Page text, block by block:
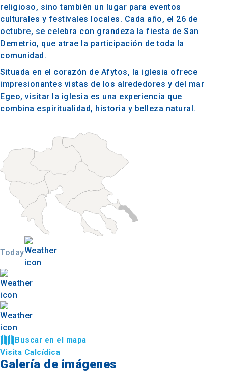
religioso, sino también un lugar para eventos
culturales y festivales locales. Cada año, el 26 de
octubre, se celebra con grandeza la fiesta de San
Demetrio, que atrae la participación de toda la
comunidad.
Situada en el corazón de Afytos, la iglesia ofrece
impresionantes vistas de los alrededores y del mar
Egeo, visitar la iglesia es una experiencia que
combina espiritualidad, historia y belleza natural.
Today
Buscar en el mapa
Visita Calcídica
Galería de imágenes